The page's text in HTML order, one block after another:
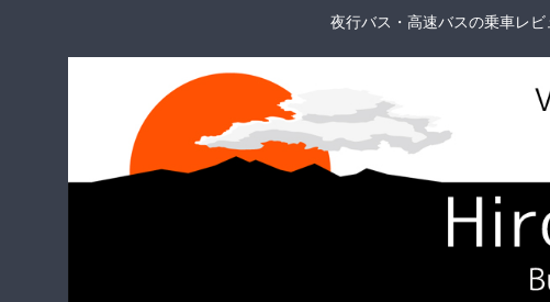
夜行バス・高速バスの乗車レ